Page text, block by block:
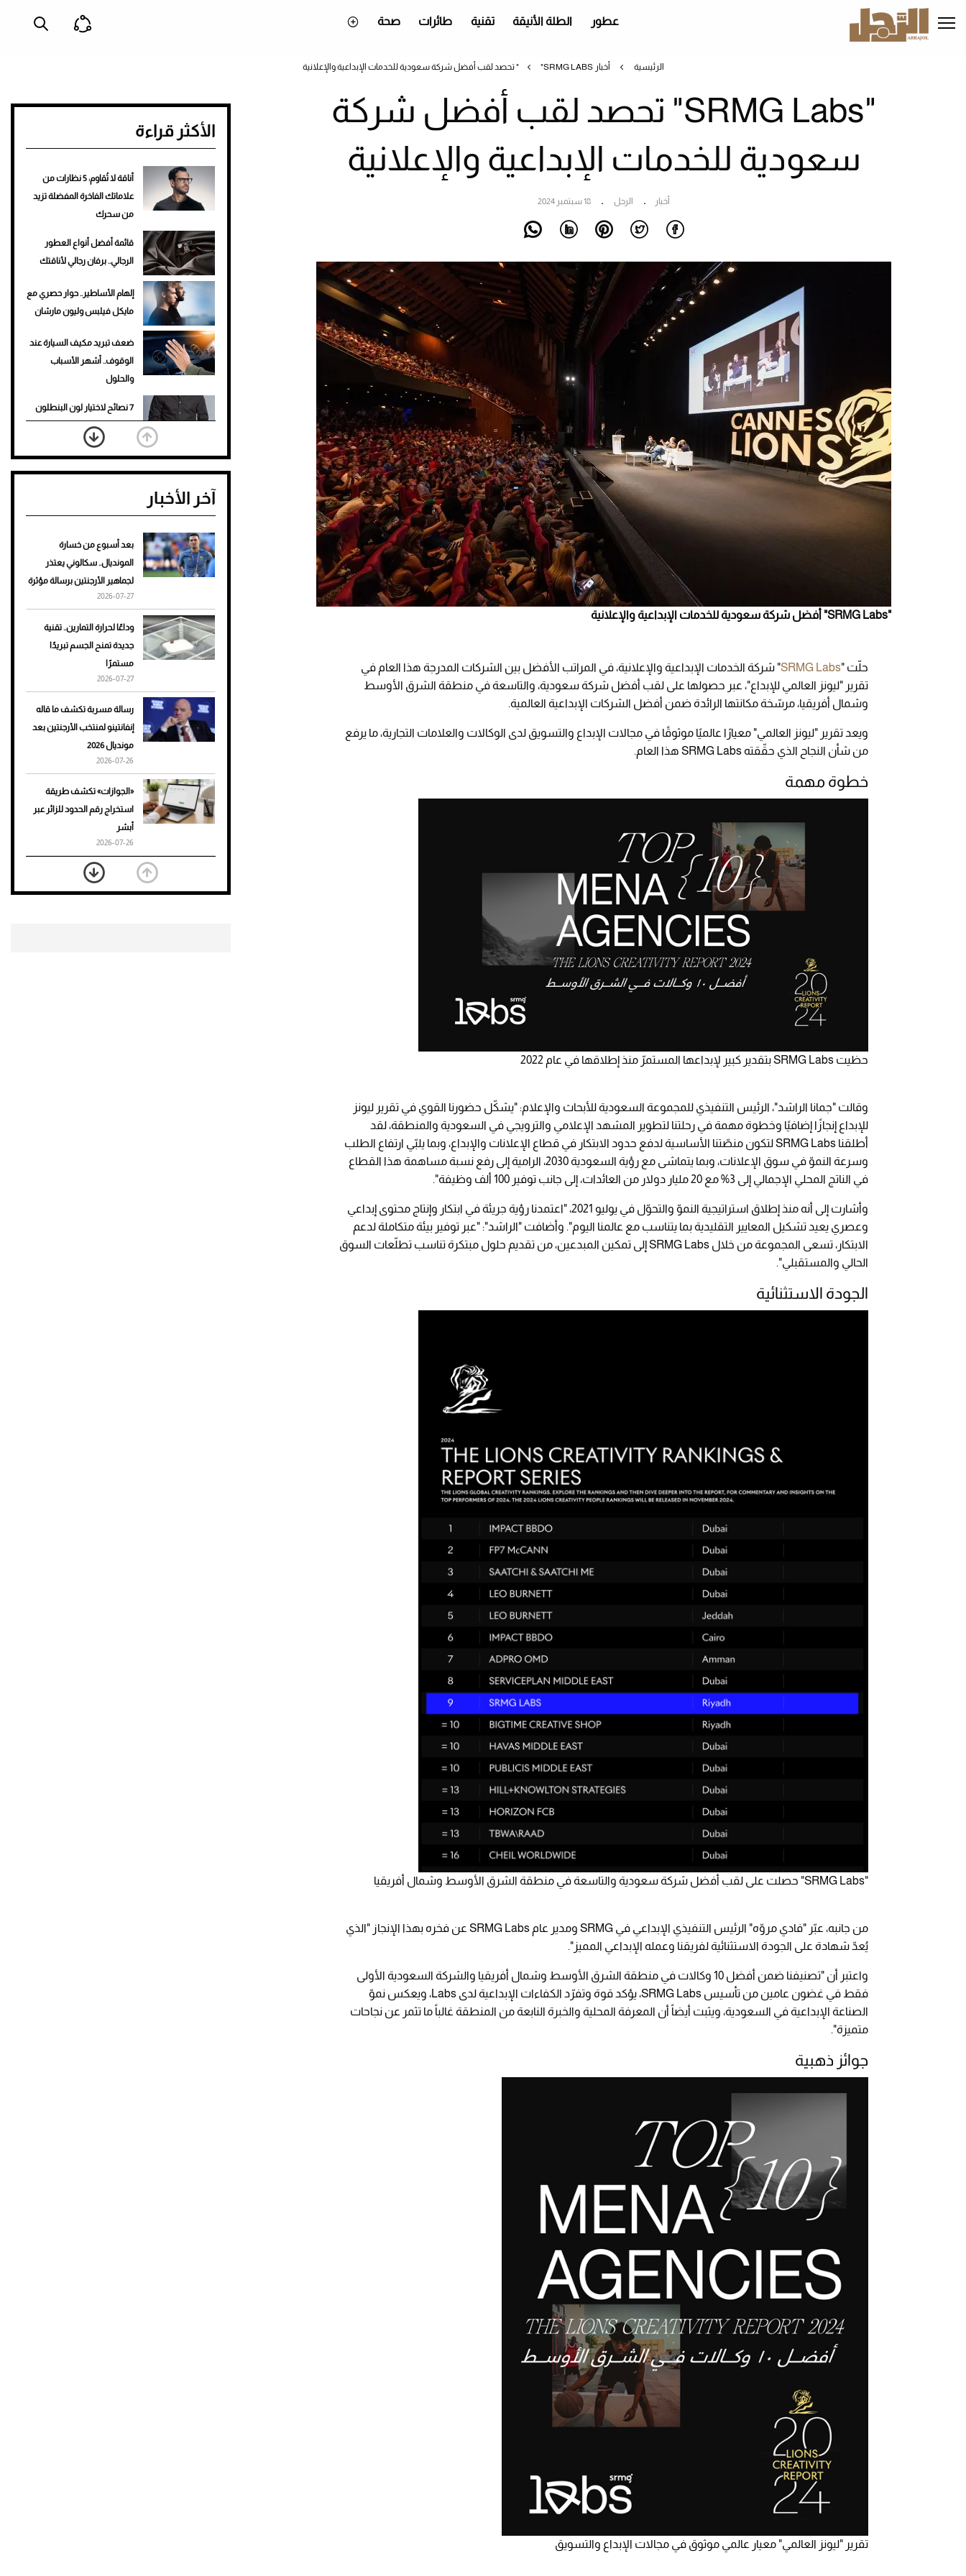
إلى
المحتوى
عطور الطلة الأنيقة تقنية طائرات صحة
الرئيسية أخبار "SRMG LABS" تحصد لقب أفضل شركة سعودية للخدمات الإبداعية والإعلانية
"SRMG Labs" تحصد لقب أفضل شركة
سعودية للخدمات الإبداعية والإعلانية
أخبار الرجل 18 سبتمبر 2024
"SRMG Labs" أفضل شركة سعودية للخدمات الإبداعية والإعلانية
حلّت "SRMG Labs" شركة الخدمات الإبداعية والإعلانية، في المراتب الأفضل بين الشركات المدرجة هذا العام في
تقرير "ليونز العالمي للإبداع"، عبر حصولها على لقب أفضل شركة سعودية، والتاسعة في منطقة الشرق الأوسط
وشمال أفريقيا، مرسّخة مكانتها الرائدة ضمن أفضل الشركات الإبداعية العالمية.
ويعد تقرير "ليونز العالمي" معيارًا عالميًا موثوقًا في مجالات الإبداع والتسويق لدى الوكالات والعلامات التجارية، ما يرفع
من شأن النجاح الذي حقّقته SRMG Labs هذا العام.
خطوة مهمة
حظيت SRMG Labs بتقدير كبير لإبداعها المستمرّ منذ إطلاقها في عام 2022
وقالت "جمانا الراشد"، الرئيس التنفيذي للمجموعة السعودية للأبحاث والإعلام: "يشكّل حضورنا القوي في تقرير ليونز
للإبداع إنجازًا إضافيًا وخطوة مهمة في رحلتنا لتطوير المشهد الإعلامي والترويجي في السعودية والمنطقة، لقد
أطلقنا SRMG Labs لتكون منصّتنا الأساسية لدفع حدود الابتكار في قطاع الإعلانات والإبداع، وبما يلبّي ارتفاع الطلب
وسرعة النموّ في سوق الإعلانات، وبما يتماشى مع رؤية السعودية 2030، الرامية إلى رفع نسبة مساهمة هذا القطاع
في الناتج المحلي الإجمالي إلى 3% مع 20 مليار دولار من العائدات، إلى جانب توفير 100 ألف وظيفة".
وأشارت إلى أنه منذ إطلاق استراتيجية النموّ والتحوّل في يوليو 2021، "اعتمدنا رؤية جريئة في ابتكار وإنتاج محتوى إبداعي
وعصري يعيد تشكيل المعايير التقليدية بما يتناسب مع عالمنا اليوم". وأضافت "الراشد": "عبر توفير بيئة متكاملة لدعم
الابتكار، تسعى المجموعة من خلال SRMG Labs إلى تمكين المبدعين، من تقديم حلول مبتكرة تناسب تطلّعات السوق
الحالي والمستقبلي".
الجودة الاستثنائية
"SRMG Labs" حصلت على لقب أفضل شركة سعودية والتاسعة في منطقة الشرق الأوسط وشمال أفريقيا
من جانبه، عبّر "فادي مروّه" الرئيس التنفيذي الإبداعي في SRMG ومدير عام SRMG Labs عن فخره بهذا الإنجاز "الذي
يُعدّ شهادة على الجودة الاستثنائية لفريقنا وعمله الإبداعي المميز".
واعتبر أن "تصنيفنا ضمن أفضل 10 وكالات في منطقة الشرق الأوسط وشمال أفريقيا والشركة السعودية الأولى
فقط في غضون عامين من تأسيس SRMG Labs، يؤكد قوة وتفرّد الكفاءات الإبداعية لدى Labs، ويعكس نموّ
الصناعة الإبداعية في السعودية، ويثبت أيضاً أن المعرفة المحلية والخبرة النابعة من المنطقة غالباً ما تثمر عن نجاحات
متميزة".
جوائز ذهبية
تقرير "ليونز العالمي" معيار عالمي موثوق في مجالات الإبداع والتسويق
الأكثر قراءة
أناقة لا تُقاوم: 5 نظارات من
علاماتك الفاخرة المفضلة تزيد
من سحرك
قائمة أفضل أنواع العطور
الرجالي.. برفان رجالي لأناقتك
إلهام الأساطير.. حوار حصري مع
مايكل فيلبس وليون مارشان
ضعف تبريد مكيف السيارة عند
الوقوف.. أشهر الأسباب
والحلول
7 نصائح لاختيار لون البنطلون
المناسب للقميص الأسود
نرى المستقبل من خلال
تصميماتنا.. كيف حجزت 1886
تمنحك فخامة استثنائية
هوى الأبطال
أفضل تدريج للشعر الطويل
لإطلالة جريئة وعصرية
للرجال
آخر الأخبار
بعد أسبوع من خسارة
المونديال.. سكالوني يعتذر
لجماهير الأرجنتين برسالة مؤثرة
2026-07-27
وداعًا لحرارة التمارين.. تقنية
جديدة تمنح الجسم تبريدًا
مستمرًا
2026-07-27
رسالة مسربة تكشف ما قاله
إنفانتينو لمنتخب الأرجنتين بعد
مونديال 2026
2026-07-26
«الجوازات» تكشف طريقة
استخراج رقم الحدود للزائر عبر
أبشر
2026-07-26
بعد 7 أشهر من تعرضه لحادث
مروع.. جوشوا يفوز على برينغا